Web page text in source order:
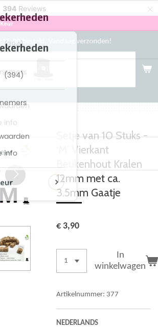
394 Reviews ×
besteld, Vandaag verzonden!
Setje van 10 Stuks -
‘M’ Vierkant
Beukenhout Kralen
12mm met ca.
3.5mm Gaatje
€ 3,90
In
winkelwagen
Artikelnummer: 377
NEDERLANDS